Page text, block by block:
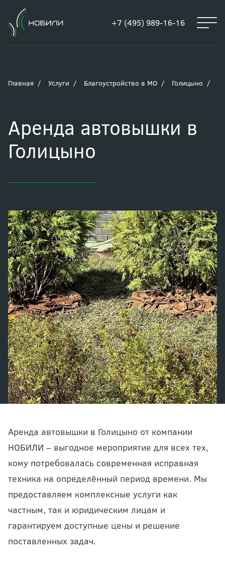
+7 (495) 989-16-16
Главная Услуги Благоустройство в МО Голицыно
Аренда автовышки в
Голицыно
Аренда автовышки в Голицыно от компании
НОБИЛИ – выгодное мероприятие для всех тех,
кому потребовалась современная исправная
техника на определённый период времени. Мы
предоставляем комплексные услуги как
частным, так и юридическим лицам и
гарантируем доступные цены и решение
поставленных задач.